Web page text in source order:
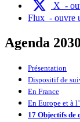
X -
Flux - ouvre
Agenda 2030
Présentation
Dispositif de
En France
En Europe et à
17 Objectifs de